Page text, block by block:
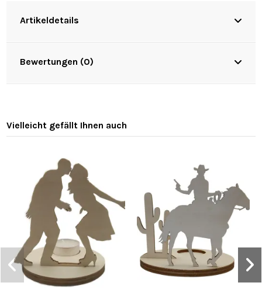
Artikeldetails
Bewertungen (0)
Vielleicht gefällt Ihnen auch